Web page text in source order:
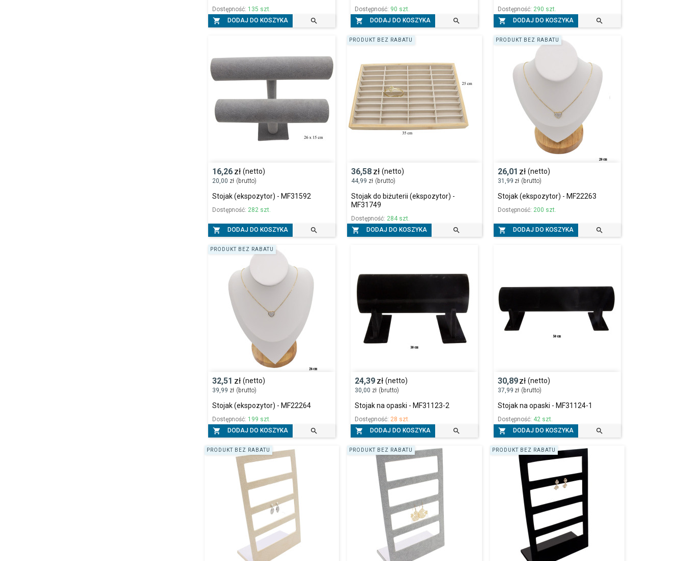
Dostępność: 135 szt.
 DODAJ DO KOSZYKA 
Dostępność: 90 szt.
 DODAJ DO KOSZYKA 
Dostępność: 290 szt.
 DODAJ DO KOSZYKA 
16,26 zł (netto)
20,00 zł (brutto)
Stojak (ekspozytor) - MF31592
Dostępność: 282 szt.
 DODAJ DO KOSZYKA 
36,58 zł (netto)
44,99 zł (brutto)
Stojak do biżuterii (ekspozytor) -
MF31749
Dostępność: 284 szt.
 DODAJ DO KOSZYKA 
PRODUKT BEZ RABATU
26,01 zł (netto)
31,99 zł (brutto)
Stojak (ekspozytor) - MF22263
Dostępność: 200 szt.
 DODAJ DO KOSZYKA 
PRODUKT BEZ RABATU
32,51 zł (netto)
39,99 zł (brutto)
Stojak (ekspozytor) - MF22264
Dostępność: 199 szt.
 DODAJ DO KOSZYKA 
PRODUKT BEZ RABATU
24,39 zł (netto)
30,00 zł (brutto)
Stojak na opaski - MF31123-2
Dostępność: 28 szt.
 DODAJ DO KOSZYKA 
30,89zł (netto)
37,99 zł (brutto)
Stojak na opaski - MF31124-1
Dostępność: 42 szt.
 DODAJ DO KOSZYKA 
PRODUKT BEZ RABATU PRODUKT BEZ RABATU PRODUKT BEZ RABATU